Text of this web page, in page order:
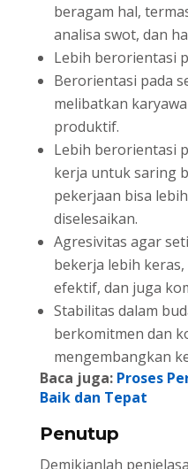
beragam hal,
analisa swot, dan
Lebih berorientasi
Berorientasi pada
melibatkan
produktif.
Lebih berorientasi
kerja untuk saring
pekerjaan bisa
diselesaikan.
Agresivitas agar
bekerja lebih
efektif, dan juga
Stabilitas dalam
berkomitmen dan
mengembangkan
Baca juga: Proses
Baik dan Tepat
Penutup
Demikianlah